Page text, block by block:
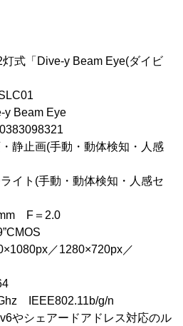
式「Dive-y Beam Eye(ダイビ
Eye
(手動・動体検知・人感
動・動体検知・人感セ
F＝2.0
／1280×720px／
g/n
ドアドレス対応のル